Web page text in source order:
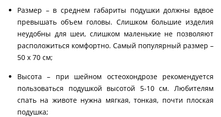
Размер – в среднем габариты подушки должны вдвое
превышать объем головы. Слишком большие изделия
неудобны для шеи, слишком маленькие не позволяют
расположиться комфортно. Самый популярный размер –
50 х 70 см;
Высота – при шейном остеохондрозе рекомендуется
пользоваться подушкой высотой 5-10 см. Любителям
спать на животе нужна мягкая, тонкая, почти плоская
подушка;